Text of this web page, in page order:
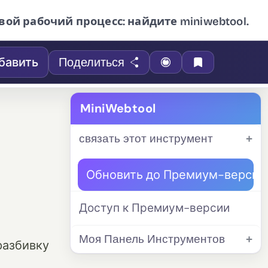
рабочий процесс: найдите miniwebtool.
Поделиться
MiniWebtool
связать этот инструмент
Обновить до Премиум-версии
Доступ к Премиум-версии
Моя Панель Инструментов